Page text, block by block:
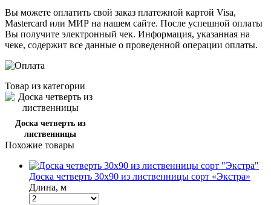
Вы можете оплатить свой заказ платежной картой Visa,
Mastercard или МИР на нашем сайте. После успешной оплаты
Вы получите электронный чек. Информация, указанная на
чеке, содержит все данные о проведенной операции оплаты.
Товар из категории
Доска четверть из
лиственницы
Похожие товары
Доска четверть 30х90 из лиственницы сорт «Экстра»
Длина, м